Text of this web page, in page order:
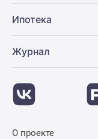
Ипотека
Журнал
О проекте